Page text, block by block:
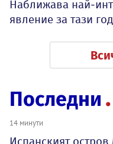
Наближава най-
явление за тази
Последни
14 минути